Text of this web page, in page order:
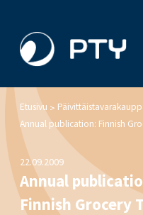
Etusivu >
22.09.2009
Annual
Finnish Grocery